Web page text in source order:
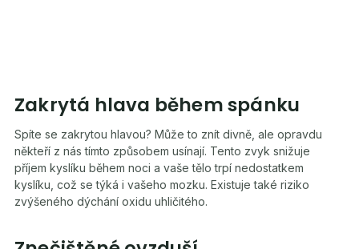
Zakrytá hlava během spánku
Spíte se zakrytou hlavou? Může to znít divně, ale opravdu
někteří z nás tímto způsobem usínají. Tento zvyk snižuje
příjem kyslíku během noci a vaše tělo trpí nedostatkem
kyslíku, což se týká i vašeho mozku. Existuje také riziko
zvýšeného dýchání oxidu uhličitého.